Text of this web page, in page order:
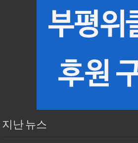
지난 뉴스